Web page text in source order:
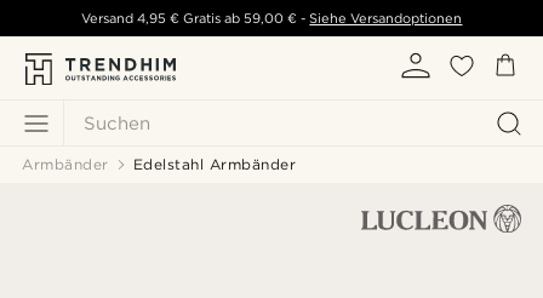
Suchen
Versand 4,95 € Gratis ab59,00 € - Siehe Versandoptionen
Armbänder Edelstahl Armbänder